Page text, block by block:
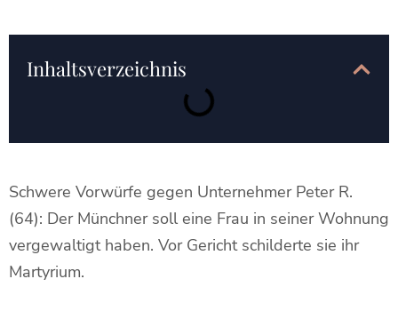
Inhaltsverzeichnis
Schwere Vorwürfe gegen Unternehmer Peter R.
(64): Der Münchner soll eine Frau in seiner Wohnung
vergewaltigt haben. Vor Gericht schilderte sie ihr
Martyrium.